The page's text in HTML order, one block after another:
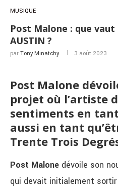
MUSIQUE
Post Malone : que
AUSTIN ?
par Tony Minatchy 3 août 2023
Post Malone
projet où l’artiste
sentiments en
aussi en tant
Trente Trois
Post Malone dévoile son
qui devait initialement